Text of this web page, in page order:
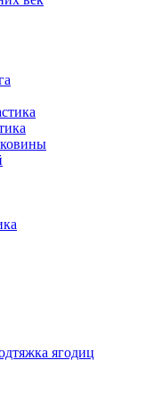
ягодиц